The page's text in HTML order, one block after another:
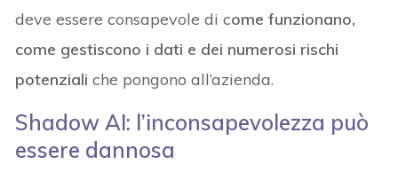
deve essere consapevole di come funzionano,
come gestiscono i dati e dei numerosi rischi
potenzialiche pongono all’azienda.
Shadow AI: l’inconsapevolezza può
essere dannosa